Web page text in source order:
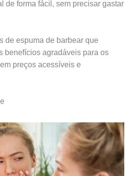
de forma fácil, sem precisar gastar
de espuma de barbear que
benefícios agradáveis para os
preços acessíveis e